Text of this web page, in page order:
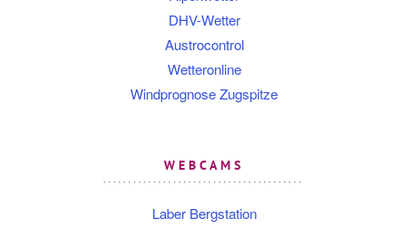
DHV-Wetter
Austrocontrol
Wetteronline
Windprognose Zugspitze
WEBCAMS
Laber Bergstation